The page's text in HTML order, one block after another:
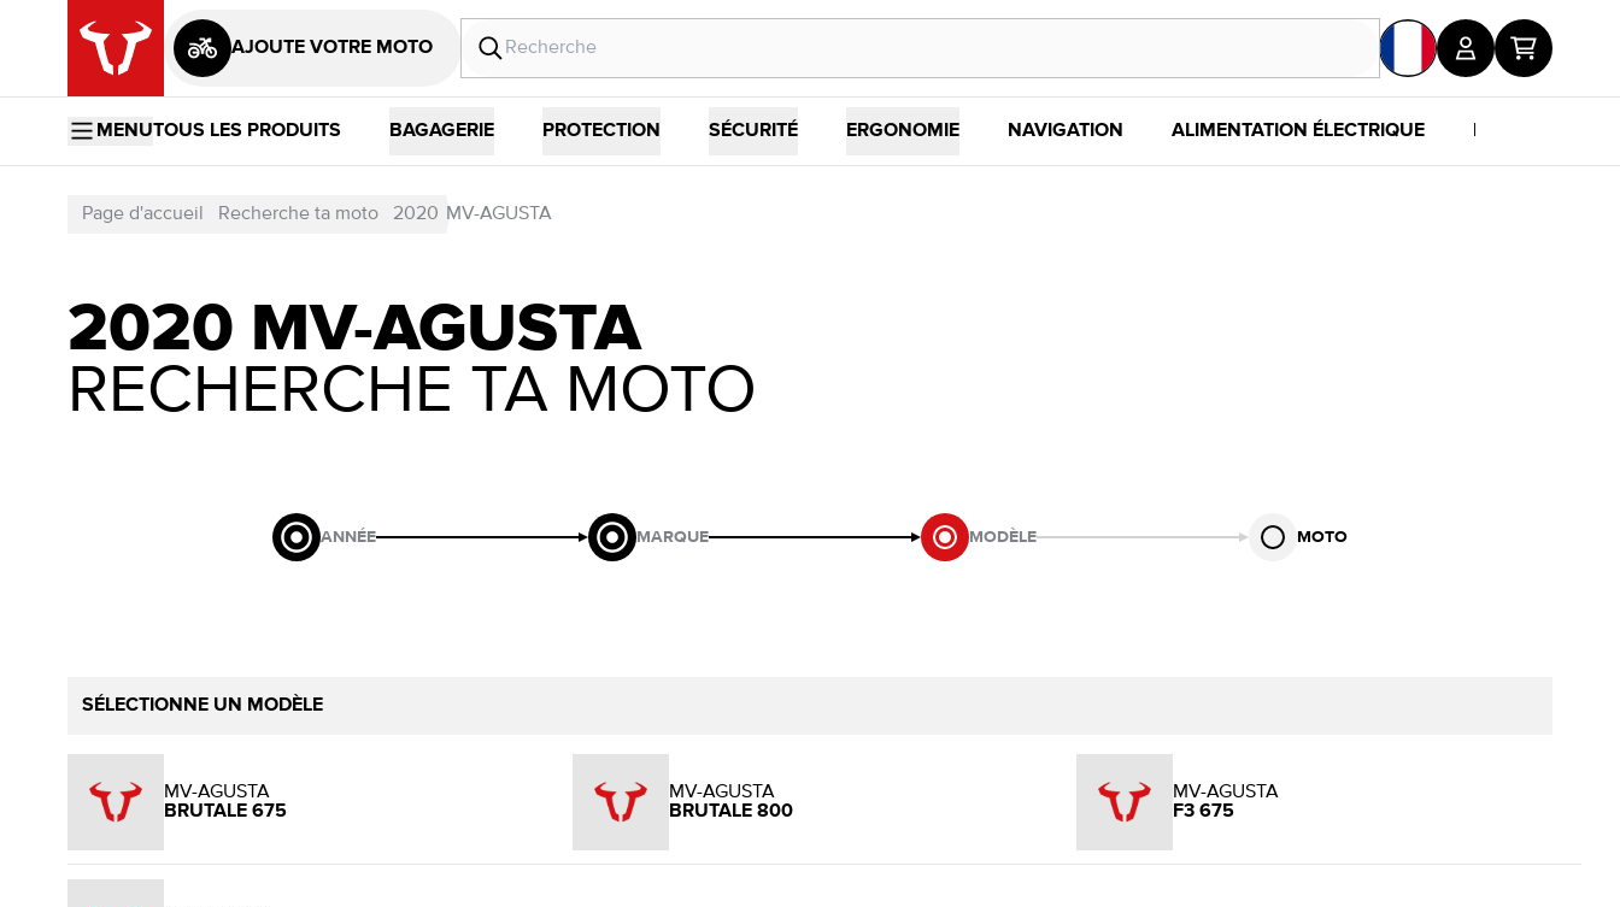
AJOUTE VOTRE MOTO
MENUTOUS LES PRODUITS BAGAGERIE PROTECTION SÉCURITÉ ERGONOMIE NAVIGATION ALIMENTATION ÉLECTRIQUE
Page d'accueil Recherche ta moto 2020 MV-AGUSTA
2020 MV-AGUSTA
RECHERCHE TA MOTO
ANNÉE MARQUE MODÈLE MOTO
SÉLECTIONNE UN MODÈLE
MV-AGUSTA
BRUTALE 675
MV-AGUSTA
BRUTALE 800
MV-AGUSTA
F3 675